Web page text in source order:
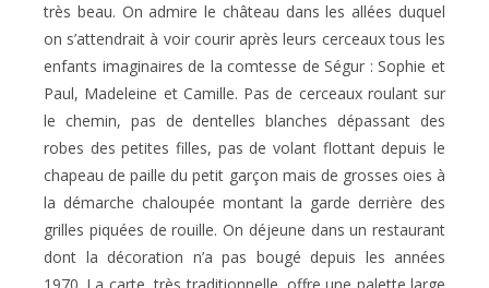
très beau. On admire le château dans les allées duquel
on s’attendrait à voir courir après leurs cerceaux tous les
enfants imaginaires de la comtesse de Ségur : Sophie et
Paul, Madeleine et Camille. Pas de cerceaux roulant sur
le chemin, pas de dentelles blanches dépassant des
robes des petites filles, pas de volant flottant depuis le
chapeau de paille du petit garçon mais de grosses oies à
la démarche chaloupée montant la garde derrière des
grilles piquées de rouille. On déjeune dans un restaurant
dont la décoration n’a pas bougé depuis les années